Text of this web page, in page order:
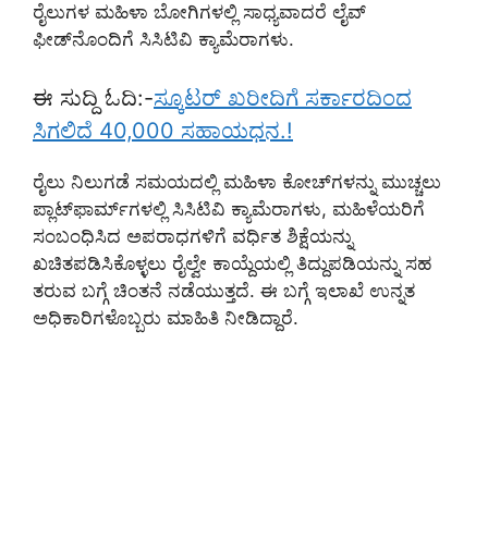
ರೈಲುಗಳ ಮಹಿಳಾ ಬೋಗಿಗಳಲ್ಲಿ ಸಾಧ್ಯವಾದರೆ ಲೈವ್
ಫೀಡ್‌ನೊಂದಿಗೆ ಸಿಸಿಟಿವಿ ಕ್ಯಾಮೆರಾಗಳು.
ಈ ಸುದ್ದಿ ಓದಿ:-ಸ್ಕೂಟರ್ ಖರೀದಿಗೆ ಸರ್ಕಾರದಿಂದ
ಸಿಗಲಿದೆ 40,000 ಸಹಾಯಧನ.!
ರೈಲು ನಿಲುಗಡೆ ಸಮಯದಲ್ಲಿ ಮಹಿಳಾ ಕೋಚ್‌ಗಳನ್ನು ಮುಚ್ಚಲು
ಪ್ಲಾಟ್‌ಫಾರ್ಮ್‌ಗಳಲ್ಲಿ ಸಿಸಿಟಿವಿ ಕ್ಯಾಮೆರಾಗಳು, ಮಹಿಳೆಯರಿಗೆ
ಸಂಬಂಧಿಸಿದ ಅಪರಾಧಗಳಿಗೆ ವರ್ಧಿತ ಶಿಕ್ಷೆಯನ್ನು
ಖಚಿತಪಡಿಸಿಕೊಳ್ಳಲು ರೈಲ್ವೇ ಕಾಯ್ದೆಯಲ್ಲಿ ತಿದ್ದುಪಡಿಯನ್ನು ಸಹ
ತರುವ ಬಗ್ಗೆ ಚಿಂತನೆ ನಡೆಯುತ್ತದೆ. ಈ ಬಗ್ಗೆ ಇಲಾಖೆ ಉನ್ನತ
ಅಧಿಕಾರಿಗಳೊಬ್ಬರು ಮಾಹಿತಿ ನೀಡಿದ್ದಾರೆ.